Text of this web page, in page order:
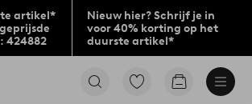
artikel*
424882
Nieuw hier? Schrijf je in
voor 40% korting op het
duurste artikel*
Ga
Go